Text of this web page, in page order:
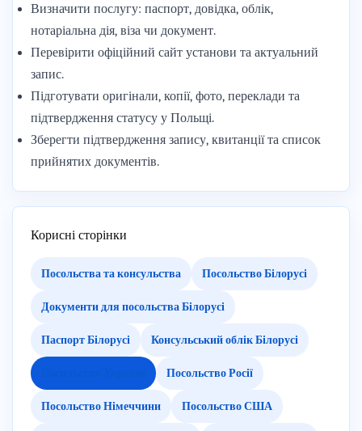
Визначити послугу: паспорт, довідка, облік,
нотаріальна дія, віза чи документ.
Перевірити офіційний сайт установи та актуальний
запис.
Підготувати оригінали, копії, фото, переклади та
підтвердження статусу у Польщі.
Зберегти підтвердження запису, квитанції та список
прийнятих документів.
Корисні сторінки
Посольства та консульства Посольство Білорусі
Документи для посольства Білорусі
Паспорт Білорусі Консульський облік Білорусі
Посольство Росії
Посольство Німеччини Посольство США